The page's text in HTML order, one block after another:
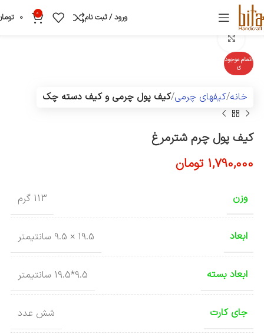
ورود / ثبت نام 0
0
اتمام موجود
ی
خانه کیفهای چرمی کیف پول چرمی و کیف دسته چک
کیف پول چرم شترمرغ
1,790,000 تومان
وزن 113 گرم
ابعاد 19.5 × 9.5 سانتیمتر
ابعاد بسته 9.5*19.5 سانتیمتر
جای کارت شش عدد